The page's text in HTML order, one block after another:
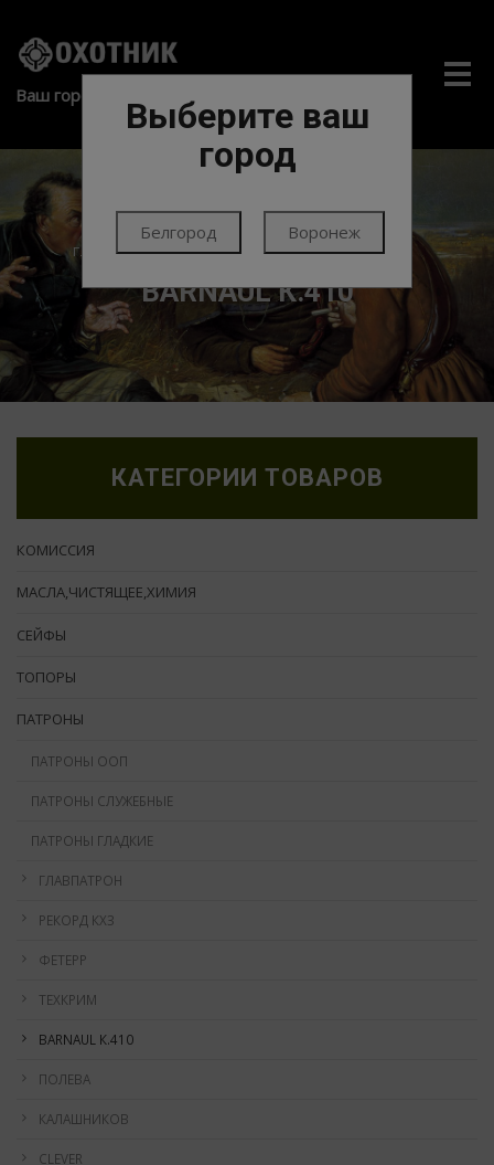
Ваш город:
Выберите ваш
город
Белгород Воронеж
ГЛАВНАЯ ПАТРОНЫ ПАТРОНЫ ГЛАДКИЕ
BARNAUL К.410
КАТЕГОРИИ ТОВАРОВ
КОМИССИЯ
МАСЛА,ЧИСТЯЩЕЕ,ХИМИЯ
СЕЙФЫ
ТОПОРЫ
ПАТРОНЫ
ПАТРОНЫ ООП
ПАТРОНЫ СЛУЖЕБНЫЕ
ПАТРОНЫ ГЛАДКИЕ
ГЛАВПАТРОН
РЕКОРД КХЗ
ФЕТЕРР
ТЕХКРИМ
BARNAUL К.410
ПОЛЕВА
КАЛАШНИКОВ
CLEVER